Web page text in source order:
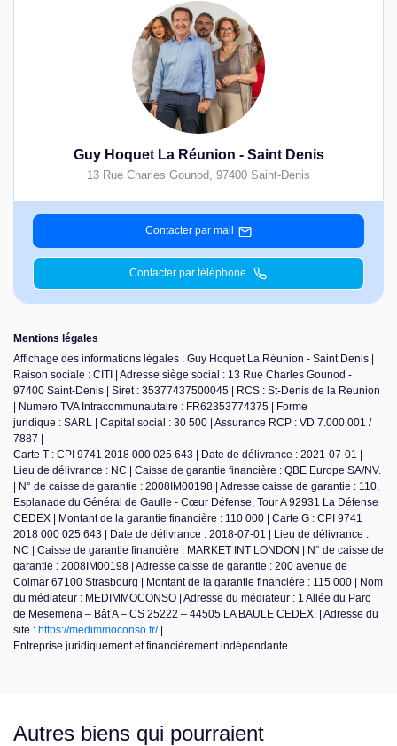
Guy Hoquet La Réunion - Saint Denis
13 Rue Charles Gounod, 97400 Saint-Denis
Contacter par mail
Contacter par téléphone
Mentions légales
Affichage des informations légales : Guy Hoquet La Réunion - Saint Denis |
Raison sociale : CITI | Adresse siège social : 13 Rue Charles Gounod -
97400 Saint-Denis | Siret : 35377437500045 | RCS : St-Denis de la Reunion
| Numero TVA Intracommunautaire : FR62353774375 | Forme
juridique : SARL | Capital social : 30 500 | Assurance RCP : VD 7.000.001 /
7887 |
Carte T : CPI 9741 2018 000 025 643 | Date de délivrance : 2021-07-01 |
Lieu de délivrance : NC | Caisse de garantie financière : QBE Europe SA/NV.
| N° de caisse de garantie : 2008IM00198 | Adresse caisse de garantie : 110,
Esplanade du Général de Gaulle - Cœur Défense, Tour A 92931 La Défense
CEDEX | Montant de la garantie financière : 110 000 | Carte G : CPI 9741
2018 000 025 643 | Date de délivrance : 2018-07-01 | Lieu de délivrance :
NC | Caisse de garantie financière : MARKET INT LONDON | N° de caisse de
garantie : 2008IM00198 | Adresse caisse de garantie : 200 avenue de
Colmar 67100 Strasbourg | Montant de la garantie financière : 115 000 | Nom
du médiateur : MEDIMMOCONSO | Adresse du médiateur : 1 Allée du Parc
de Mesemena – Bât A – CS 25222 – 44505 LA BAULE CEDEX. | Adresse du
site : https://medimmoconso.fr/|
Entreprise juridiquement et financièrement indépendante
Autres biens qui pourraient